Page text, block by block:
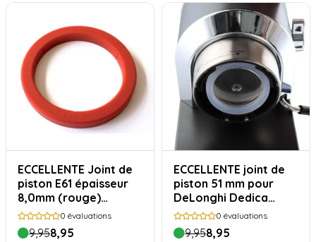
ECCELLENTE Joint de
piston E61 épaisseur
8,0mm (rouge)
compatible
notamment avec Kees
0 évaluations
9,958,95
ECCELLENTE joint de
piston 51 mm pour
DeLonghi Dedica
(EC680 & EC685)
0 évaluations
9,958,95